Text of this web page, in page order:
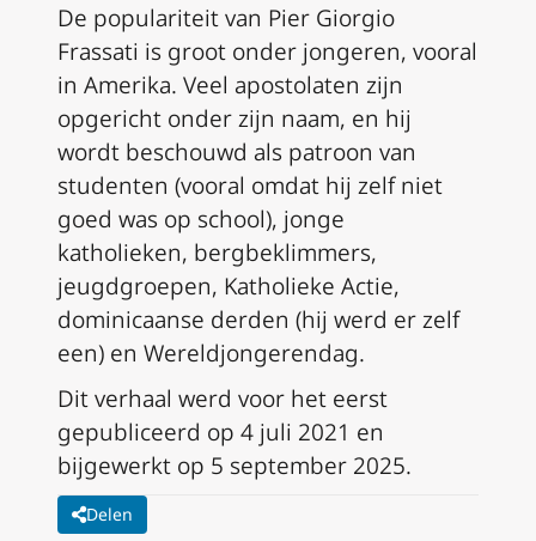
De populariteit van Pier Giorgio
Frassati is groot onder jongeren, vooral
in Amerika. Veel apostolaten zijn
opgericht onder zijn naam, en hij
wordt beschouwd als patroon van
studenten (vooral omdat hij zelf niet
goed was op school), jonge
katholieken, bergbeklimmers,
jeugdgroepen, Katholieke Actie,
dominicaanse derden (hij werd er zelf
een) en Wereldjongerendag.
Dit verhaal werd voor het eerst
gepubliceerd op 4 juli 2021 en
bijgewerkt op 5 september 2025.
Delen